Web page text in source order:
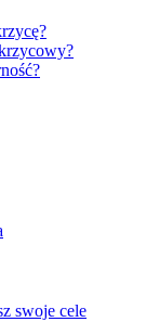
swoje cele